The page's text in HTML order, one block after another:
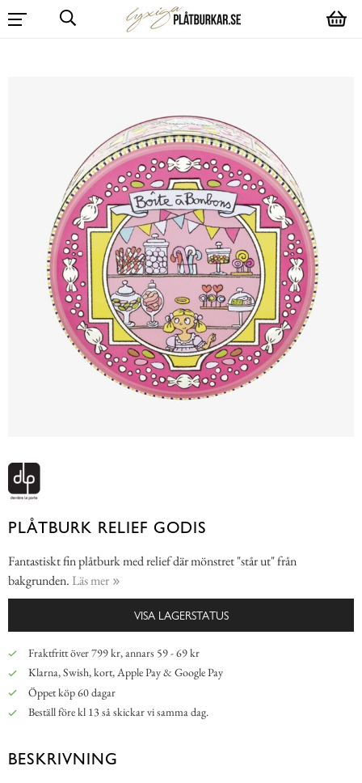
PLÅTBURK RELIEF GODIS
Fantastiskt fin plåtburk med relief där mönstret "står ut" från
bakgrunden. Läs mer
VISA LAGERSTATUS
Fraktfritt över 799 kr, annars 59 - 69 kr
Klarna, Swish, kort, Apple Pay & Google Pay
Öppet köp 60 dagar
Beställ före kl 13 så skickar vi samma dag.
BESKRIVNING